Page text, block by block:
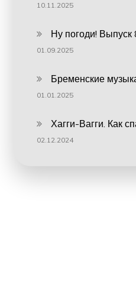
10.11.2025
Ну погоди! Выпуск
01.09.2025
Бременские
01.01.2025
Хагги-Вагги. Как
02.12.2024